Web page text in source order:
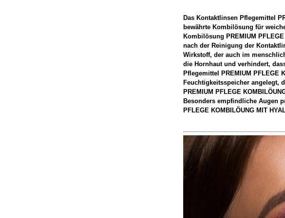
Das Kontaktlinsen Pflegemittel
bewährte Kombilösung für
Kombilösung PREMIUM
nach der Reinigung der
Wirkstoff, der auch im
die Hornhaut und verhindert,
Pflegemittel PREMIUM PFLEGE
Feuchtigkeitsspeicher angelegt,
PREMIUM PFLEGE
Besonders empfindliche Augen
PFLEGE KOMBILÖUNG MIT